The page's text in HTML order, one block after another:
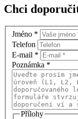
Chci
Jméno *
Telefon
E-mail *
Poznámka *
Přílohy